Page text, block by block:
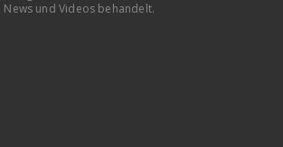
und Videos behandelt.